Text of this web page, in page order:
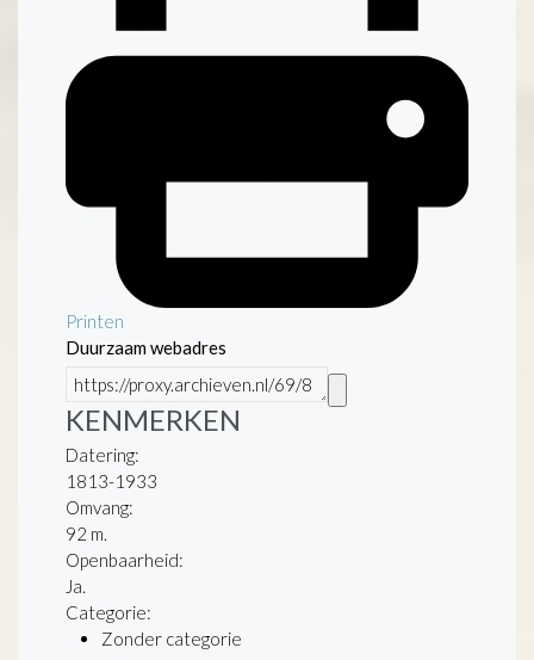
Printen
Duurzaam webadres
KENMERKEN
Datering:
1813-1933
Omvang:
92 m.
Openbaarheid:
Ja.
Categorie:
Zonder categorie